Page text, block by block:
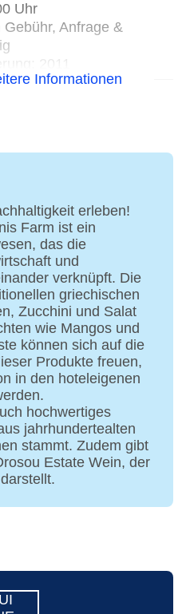
Uhr
Anfrage &
Sprachen:
Süßwasser, Liegen:
ohne Gebühr
Outdoor, Süßwasser,
ohne
Indoor, im
Boutique
gesamten Hotel
Gebühr
/ VISA, MasterCard,
(nach
Stellplätze, nicht
4, Zimmer: 410,
Informationen
erleben!
Farm ist ein
das die
und
verknüpft. Die
griechischen
Zucchini und Salat
wie Mangos und
können sich auf die
Produkte freuen,
in den hoteleigenen
hochwertiges
jahrhundertealten
stammt. Zudem gibt
Estate Wein, der